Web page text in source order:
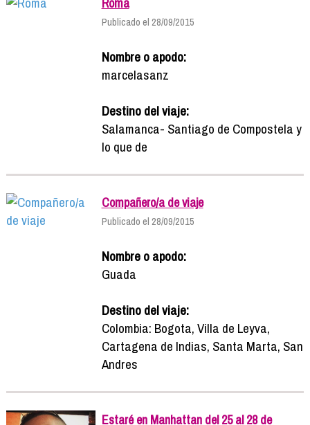
Publicado el 28/09/2015
Nombre o apodo:
marcelasanz
Destino del viaje:
Salamanca- Santiago de Compostela y
lo que de
Compañero/a de viaje
Publicado el 28/09/2015
Nombre o apodo:
Guada
Destino del viaje:
Colombia: Bogota, Villa de Leyva,
Cartagena de Indias, Santa Marta, San
Andres
Estaré en Manhattan del 25 al 28 de